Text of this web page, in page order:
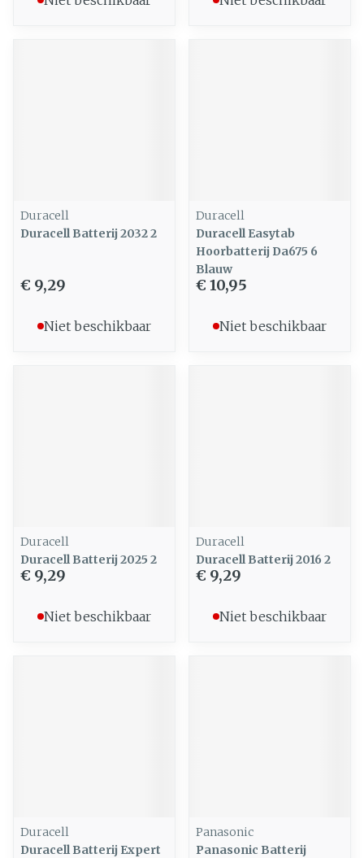
Duracell
Duracell Batterij 2032 2
€ 9,29
Niet beschikbaar
Duracell
Duracell Easytab
Hoorbatterij Da675 6
Blauw
€ 10,95
Niet beschikbaar
Duracell
Duracell Batterij 2025 2
€ 9,29
Niet beschikbaar
Duracell
Duracell Batterij 2016 2
€ 9,29
Niet beschikbaar
Duracell
Duracell Batterij Expert
Panasonic
Panasonic Batterij